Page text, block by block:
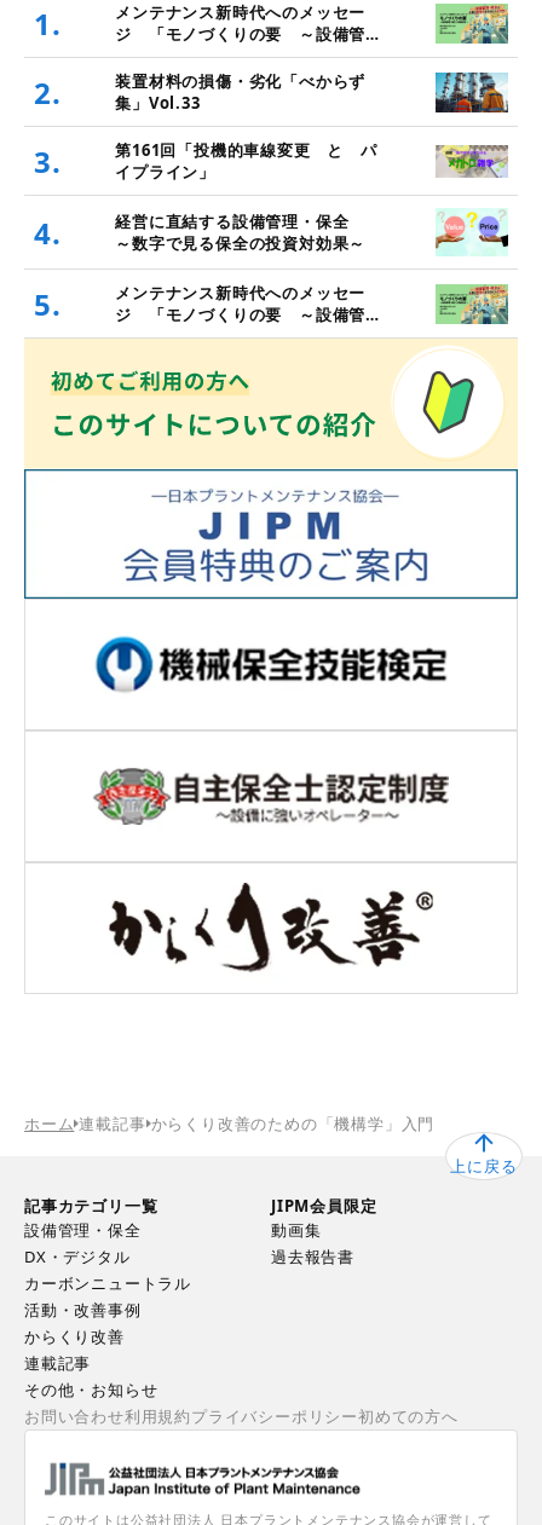
1.
メンテナンス新時代へのメッセー
ジ 「モノづくりの要 ～設備管
理・保全と価値創造～」
2.
装置材料の損傷・劣化「べからず
集」Vol.33
3.
第161回「投機的車線変更 と パ
イプライン」
4.
経営に直結する設備管理・保全
～数字で見る保全の投資対効果～
5.
メンテナンス新時代へのメッセー
ジ 「モノづくりの要 ～設備管
理・保全と価値創造～」
ホーム 連載記事 からくり改善のための「機構学」入門
上に戻る
このサイトは公益社団法人 日本プラントメンテナンス協会が運営して
記事カテゴリ一覧
設備管理・保全
DX・デジタル
カーボンニュートラル
活動・改善事例
からくり改善
連載記事
その他・お知らせ
JIPM会員限定
動画集
過去報告書
お問い合わせ利用規約プライバシーポリシー初めての方へ